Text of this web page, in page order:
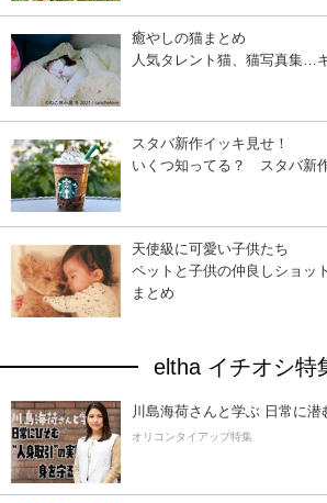
癒やしの猫まとめ
人気タレント猫、猫写真集…
スタバ新作イッキ見せ！
いくつ知ってる？ スタバ新
天使級に可愛い子供たち
ペットと子供の仲良しショッ
まとめ
eltha イチオシ特
川島海荷さんと学ぶ 日常に潜
オリコンタイアップ特集